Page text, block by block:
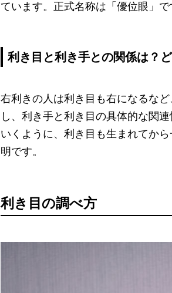
ています。正式名称は「優位眼」で
利き目と利き手との関係は？
右利きの人は利き目も右になるな
し、利き手と利き目の具体的な関
いくように、利き目も生まれてか
明です。
利き目の調べ方